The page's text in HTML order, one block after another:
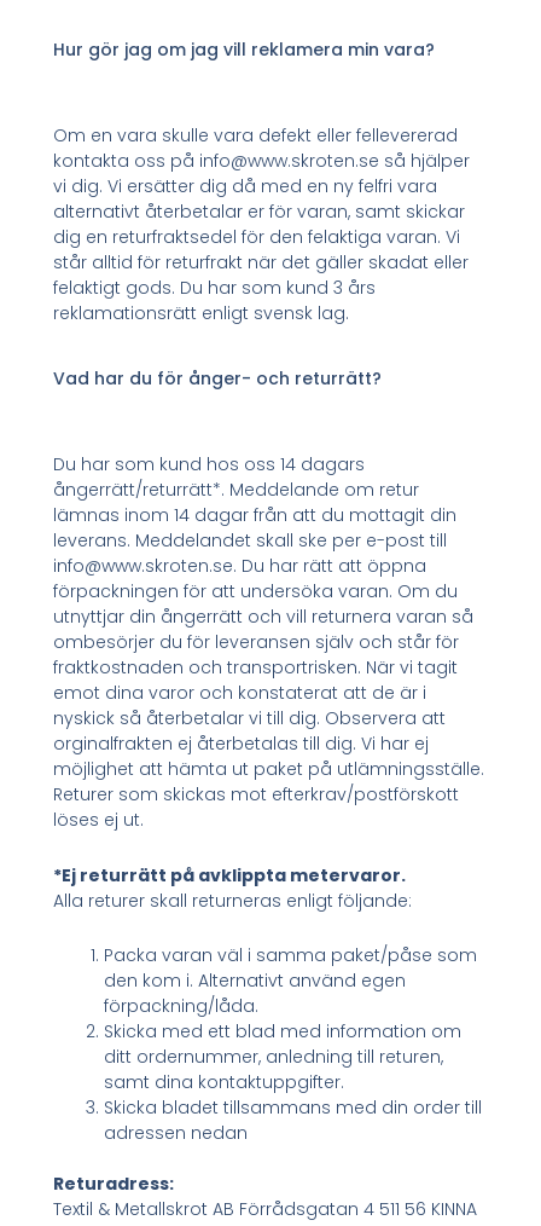
Hur gör jag om jag vill reklamera min vara?
Om en vara skulle vara defekt eller fellevererad
kontakta oss på info@www.skroten.se så hjälper
vi dig. Vi ersätter dig då med en ny felfri vara
alternativt återbetalar er för varan, samt skickar
dig en returfraktsedel för den felaktiga varan. Vi
står alltid för returfrakt när det gäller skadat eller
felaktigt gods. Du har som kund 3 års
reklamationsrätt enligt svensk lag.
Vad har du för ånger- och returrätt?
Du har som kund hos oss 14 dagars
ångerrätt/returrätt*. Meddelande om retur
lämnas inom 14 dagar från att du mottagit din
leverans. Meddelandet skall ske per e-post till
info@www.skroten.se. Du har rätt att öppna
förpackningen för att undersöka varan. Om du
utnyttjar din ångerrätt och vill returnera varan så
ombesörjer du för leveransen själv och står för
fraktkostnaden och transportrisken. När vi tagit
emot dina varor och konstaterat att de är i
nyskick så återbetalar vi till dig. Observera att
orginalfrakten ej återbetalas till dig. Vi har ej
möjlighet att hämta ut paket på utlämningsställe.
Returer som skickas mot efterkrav/postförskott
löses ej ut.
*Ej returrätt på avklippta metervaror.
Alla returer skall returneras enligt följande:
Packa varan väl i samma paket/påse som
den kom i. Alternativt använd egen
förpackning/låda.
Skicka med ett blad med information om
ditt ordernummer, anledning till returen,
samt dina kontaktuppgifter.
Skicka bladet tillsammans med din order till
adressen nedan
Returadress:
Textil & Metallskrot AB Förrådsgatan 4 511 56 KINNA